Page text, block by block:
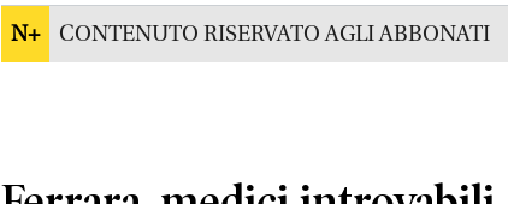
N+ CONTENUTO RISERVATO AGLI ABBONATI